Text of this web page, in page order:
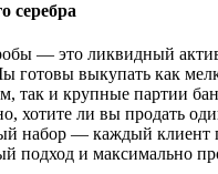
серебра
— это ликвидный
готовы выкупать как
так и крупные партии
хотите ли вы продать
набор — каждый клиент
подход и максимально